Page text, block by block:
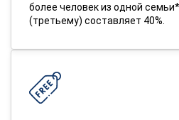
более человек из одной
(третьему) составляет 40%.